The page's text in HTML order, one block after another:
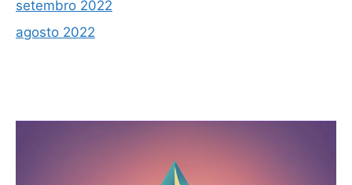
setembro 2022
agosto 2022